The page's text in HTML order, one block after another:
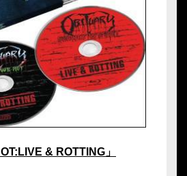
& ROTTING」